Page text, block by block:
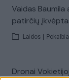
Vaidas Baumila
patirčių
Laidos
Dronai